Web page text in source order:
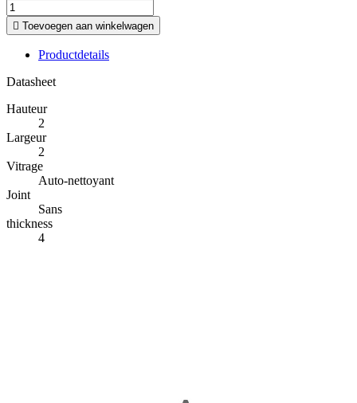
 Toevoegen aan winkelwagen
Productdetails
Datasheet
Hauteur
2
Largeur
2
Vitrage
Auto-nettoyant
Joint
Sans
thickness
4